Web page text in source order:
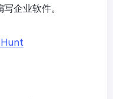
企业软件。